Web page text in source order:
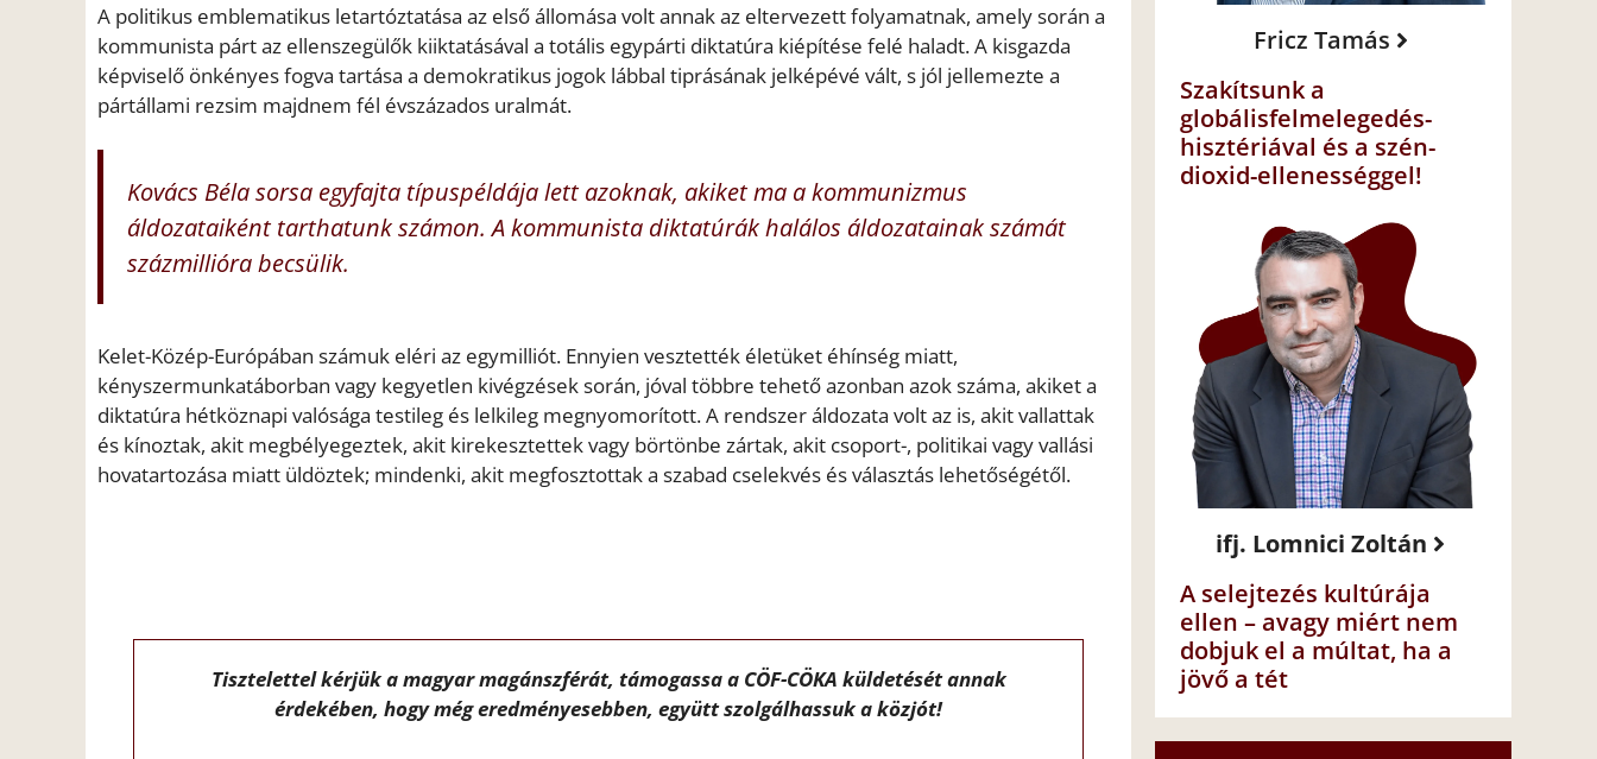
A politikus emblematikus letartóztatása az első állomása volt annak az eltervezett folyamatnak, amely során a
kommunista párt az ellenszegülők kiiktatásával a totális egypárti diktatúra kiépítése felé haladt. A kisgazda
képviselő önkényes fogva tartása a demokratikus jogok lábbal tiprásának jelképévé vált, s jól jellemezte a
pártállami rezsim majdnem fél évszázados uralmát.
Kovács Béla sorsa egyfajta típuspéldája lett azoknak, akiket ma a kommunizmus
áldozataiként tarthatunk számon. A kommunista diktatúrák halálos áldozatainak számát
százmillióra becsülik.
Kelet-Közép-Európában számuk eléri az egymilliót. Ennyien vesztették életüket éhínség miatt,
kényszermunkatáborban vagy kegyetlen kivégzések során, jóval többre tehető azonban azok száma, akiket a
diktatúra hétköznapi valósága testileg és lelkileg megnyomorított. A rendszer áldozata volt az is, akit vallattak
és kínoztak, akit megbélyegeztek, akit kirekesztettek vagy börtönbe zártak, akit csoport-, politikai vagy vallási
hovatartozása miatt üldöztek; mindenki, akit megfosztottak a szabad cselekvés és választás lehetőségétől.
Tisztelettel kérjük a magyar magánszférát, támogassa a CÖF-CÖKA küldetését annak
érdekében, hogy még eredményesebben, együtt szolgálhassuk a közjót!
Fricz Tamás
Szakítsunk a
globálisfelmelegedés-
hisztériával és a szén-
dioxid-ellenességgel!
ifj. Lomnici Zoltán
A selejtezés kultúrája
ellen – avagy miért nem
dobjuk el a múltat, ha a
jövő a tét